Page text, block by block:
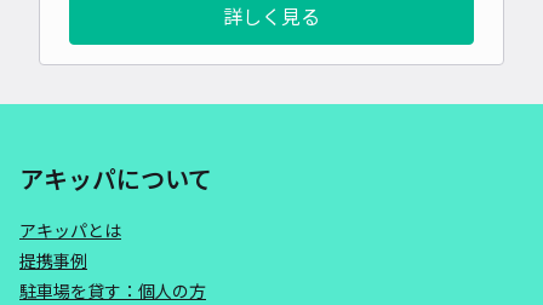
詳しく見る
アキッパについて
アキッパとは
提携事例
駐車場を貸す：個人の方